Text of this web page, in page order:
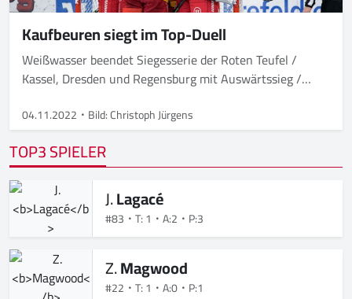
Kaufbeuren siegt im Top-Duell
Weißwasser beendet Siegesserie der Roten Teufel /
Kassel, Dresden und Regensburg mit Auswärtssieg /
Penaltyschießen
04.11.2022 Bild: Christoph Jürgens
TOP3 SPIELER
J.Lagacé
#83 T: 1 A:2 P:3
Z.Magwood
#22 T: 1 A:0 P:1